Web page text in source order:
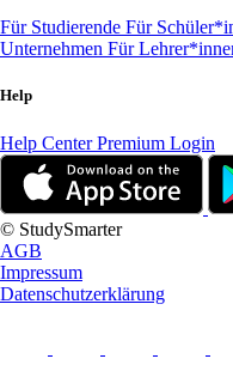
Für Studierende Für
Unternehmen Für
Help
Help CenterPremium Login
© StudySmarter
AGB
Impressum
Datenschutzerklärung